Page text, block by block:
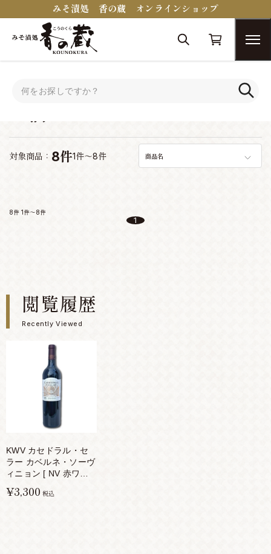
みそ漬処 香の蔵 オンラインショップ
対象商品： 8件1件～8件 商品名
8件 1件～8件
1
閲覧履歴
Recently Viewed
KWV カセドラル・セ
ラー カベルネ・ソーヴ
ィニョン [ NV 赤ワイ
リカ 750ml ]
¥3,300 税込